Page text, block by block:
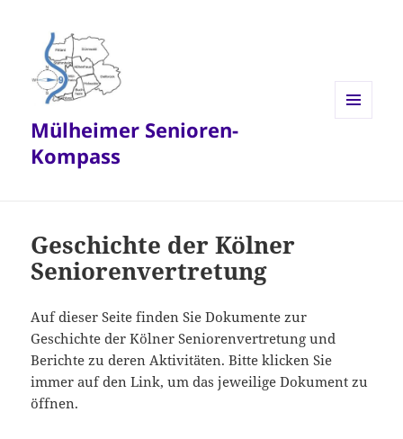
Mülheimer Senioren-
Kompass
Geschichte der Kölner
Seniorenvertretung
Auf dieser Seite finden Sie Dokumente zur
Geschichte der Kölner Seniorenvertretung und
Berichte zu deren Aktivitäten. Bitte klicken Sie
immer auf den Link, um das jeweilige Dokument zu
öffnen.